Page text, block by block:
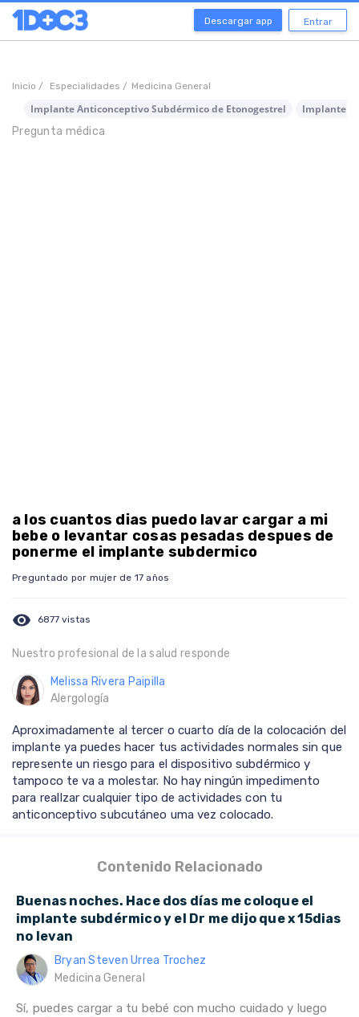
Descargar app Entrar
Inicio / Especialidades / Medicina General
Implante Anticonceptivo Subdérmico de Etonogestrel
Implante
Pregunta médica
a los cuantos dias puedo lavar cargar a mi
bebe o levantar cosas pesadas despues de
ponerme el implante subdermico
Preguntado por mujer de 17 años
visibility 6877 vistas
Nuestro profesional de la salud responde
Melissa Rivera Paipilla
Alergología
Aproximadamente al tercer o cuarto día de la colocación del
implante ya puedes hacer tus actividades normales sin que
represente un riesgo para el dispositivo subdérmico y
tampoco te va a molestar. No hay ningún impedimento
para realIzar cualquier tipo de actividades con tu
anticonceptivo subcutáneo uma vez colocado.
Contenido Relacionado
Buenas noches. Hace dos días me coloque el
implante subdérmico y el Dr me dijo que x 15dias
no levan
Bryan Steven Urrea Trochez
Medicina General
Sí, puedes cargar a tu bebé con mucho cuidado y luego